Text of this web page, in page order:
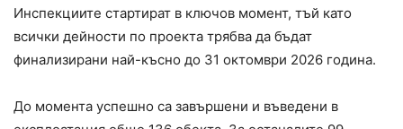
Инспекциите стартират в ключов момент, тъй като
всички дейности по проекта трябва да бъдат
финализирани най-късно до 31 октомври 2026 година.
До момента успешно са завършени и въведени в